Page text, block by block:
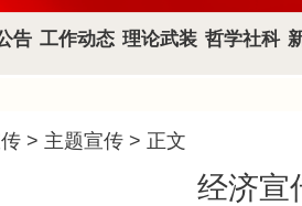
告 工作动态 理论武装 哲学社科
> 主题宣传 > 正文
经济宣